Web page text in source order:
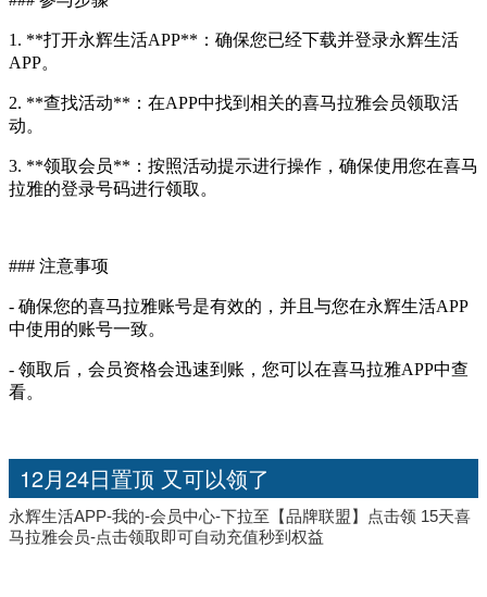
1. **打开永辉生活APP**：确保您已经下载并登录永辉生活
APP。
2. **查找活动**：在APP中找到相关的喜马拉雅会员领取活
动。
3. **领取会员**：按照活动提示进行操作，确保使用您在喜马
拉雅的登录号码进行领取。
### 注意事项
- 确保您的喜马拉雅账号是有效的，并且与您在永辉生活APP
中使用的账号一致。
- 领取后，会员资格会迅速到账，您可以在喜马拉雅APP中查
看。
12月24日置顶 又可以领了
永辉生活APP-我的-会员中心-下拉至【品牌联盟】点击领 15天喜
马拉雅会员-点击领取即可自动充值秒到权益